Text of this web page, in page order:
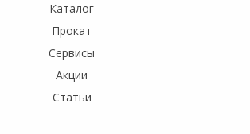
Каталог
Прокат
Сервисы
Акции
Статьи